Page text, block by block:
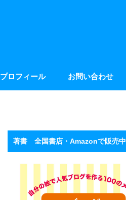
プロフィール お問い合わせ
著書 全国書店・Amazonで販売中